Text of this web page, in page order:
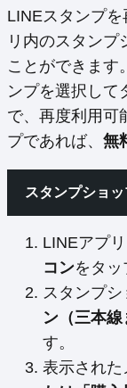
LINEスタンプ
リ内のスタンプ
ことができます
ンプを選択して
で、再度利用可
プであれば、 無
スタンプショ
LINEアプリ
コンをタッ
スタンプシ
ン（三本線
す。
表示された